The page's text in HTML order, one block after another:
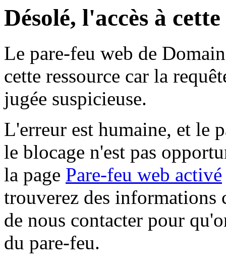
Désolé, l'accès à
Le pare-feu web de
cette ressource car la
jugée suspicieuse.
L'erreur est humaine, et le
le blocage n'est pas
la page Pare-feu web activé
trouverez des informations
de nous contacter pour
du pare-feu.